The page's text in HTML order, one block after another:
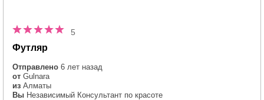
5
Футляр
Отправлено 6 лет назад
от Gulnara
из Алматы
Вы Независимый Консультант по красоте